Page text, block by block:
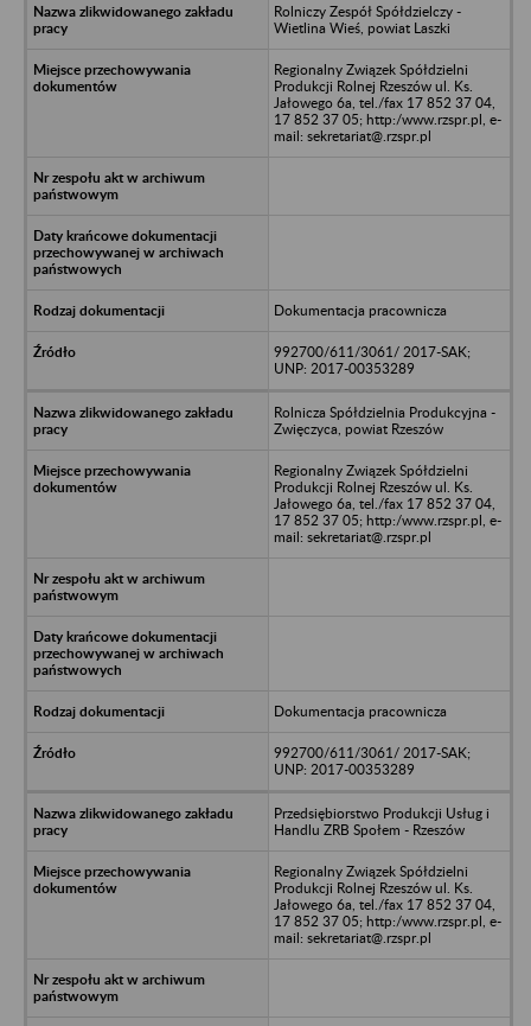
Rolniczy Zespół Spółdzielczy -
Wietlina Wieś, powiat Laszki
Regionalny Związek Spółdzielni
Produkcji Rolnej Rzeszów ul. Ks.
Jałowego 6a, tel./fax 17 852 37 04,
17 852 37 05; http:/www.rzspr.pl, e-
mail: sekretariat@.rzspr.pl
Dokumentacja pracownicza
992700/611/3061/ 2017-SAK;
UNP: 2017-00353289
Rolnicza Spółdzielnia Produkcyjna -
Zwięczyca, powiat Rzeszów
Regionalny Związek Spółdzielni
Produkcji Rolnej Rzeszów ul. Ks.
Jałowego 6a, tel./fax 17 852 37 04,
17 852 37 05; http:/www.rzspr.pl, e-
mail: sekretariat@.rzspr.pl
Dokumentacja pracownicza
992700/611/3061/ 2017-SAK;
UNP: 2017-00353289
Przedsiębiorstwo Produkcji Usług i
Handlu ZRB Społem - Rzeszów
Regionalny Związek Spółdzielni
Produkcji Rolnej Rzeszów ul. Ks.
Jałowego 6a, tel./fax 17 852 37 04,
17 852 37 05; http:/www.rzspr.pl, e-
mail: sekretariat@.rzspr.pl